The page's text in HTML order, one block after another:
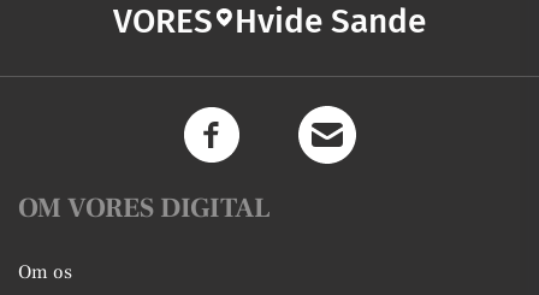
VORES Hvide Sande
OM VORES DIGITAL
Om os